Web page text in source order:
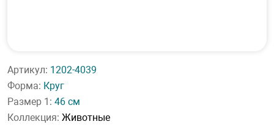
Артикул: 1202-4039
Форма: Круг
Размер 1: 46 см
Коллекция: Животные